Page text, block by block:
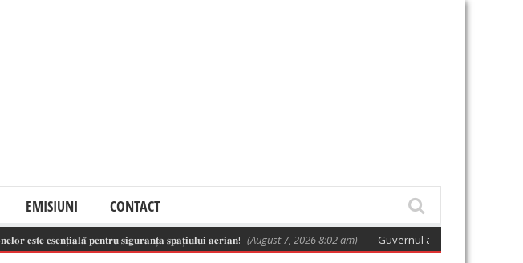
EMISIUNI CONTACT
𝐞𝐬𝐞𝐧𝐭̦𝐢𝐚𝐥𝐚̆ 𝐩𝐞𝐧𝐭𝐫𝐮 𝐬𝐢𝐠𝐮𝐫𝐚𝐧𝐭̦𝐚 𝐬𝐩𝐚𝐭̦𝐢𝐮𝐥𝐮𝐢 𝐚𝐞𝐫𝐢𝐚𝐧! (August 7, 2026 8:02 am) Guvernul a adoptat o hotărâre care